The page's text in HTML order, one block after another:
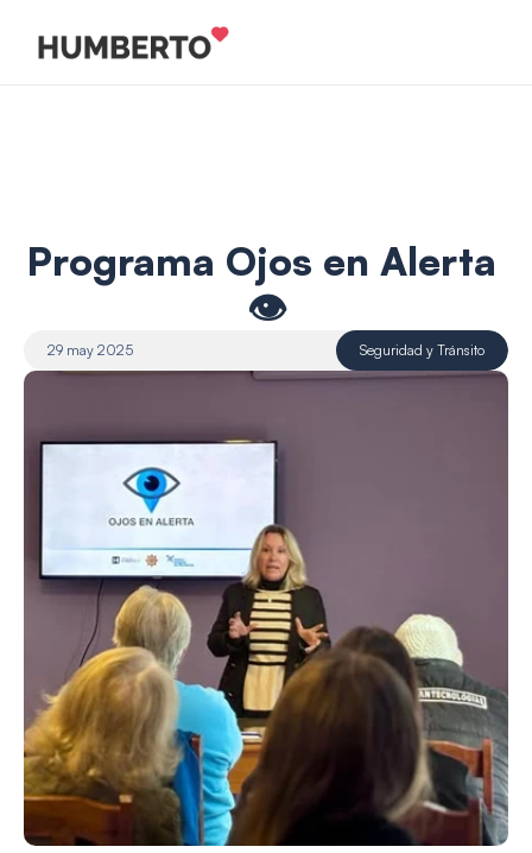
Programa Ojos en Alerta
👁️
29 may 2025 Seguridad y Tránsito